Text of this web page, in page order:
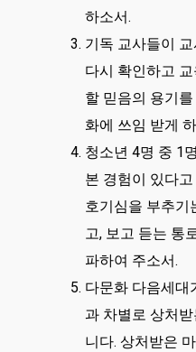
하소서.
기독 교사들이
다시 확인하고
할 믿음의 용기
화에 쓰임 받게
청소년 4명 중 1
본 경험이 있다
호기심을 부추기
고, 보고 듣는 통
파하여 주소서.
다문화 다음세대
과 차별로 상처
니다. 상처받은